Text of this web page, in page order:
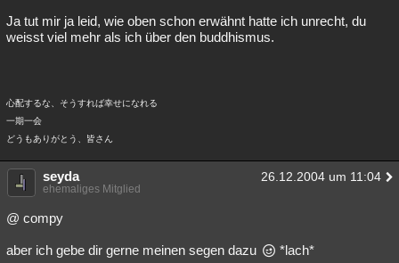
Ja tut mir ja leid, wie oben schon erwähnt hatte ich unrecht, du
weisst viel mehr als ich über den buddhismus.
心配するな、そうすれば幸せになれる
一期一会
どうもありがとう、皆さん
seyda 26.12.2004 um 11:04
ehemaliges Mitglied
@ compy
aber ich gebe dir gerne meinen segen dazu *lach*